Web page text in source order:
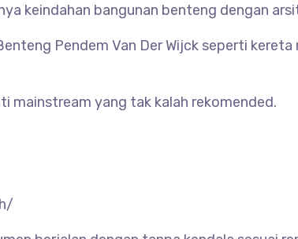
keindahan bangunan benteng dengan
Pendem Van Der Wijck seperti
mainstream yang tak kalah rekomended.